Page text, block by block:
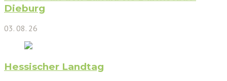
Dieburg
03. 08. 26
Hessischer Landtag